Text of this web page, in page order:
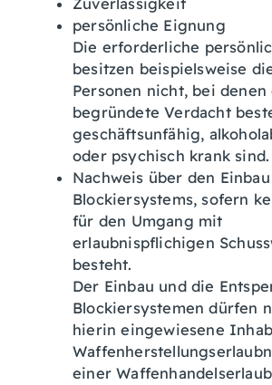
Zuverlässigkeit
persönliche Eignung
Die erforderliche
besitzen beispielsweise
Personen nicht, bei denen
begründete Verdacht
geschäftsunfähig,
oder psychisch krank sind.
Nachweis über den
Blockiersystems, sofern
für den Umgang mit
erlaubnispflichigen
besteht.
Der Einbau und die
Blockiersystemen dürfen
hierin eingewiesene
einer